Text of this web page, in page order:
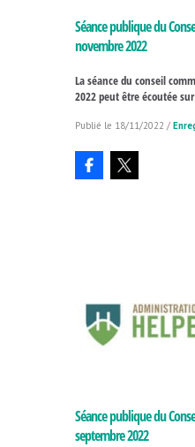
Séance publique du
novembre 2022
La séance du conseil
2022 peut être écoutée
18/11/2022 /
Séance publique du
septembre 2022